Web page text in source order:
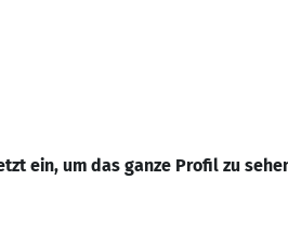
ein, um das ganze Profil zu